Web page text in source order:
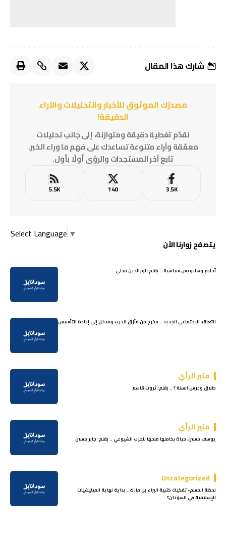
شارك هذا المقال
مصدرُك الموثوق للأخبار والتحليلات والآراء
الدقيقة!
نقدّم تغطية دقيقة ومتوازنة، إلى جانب تحليلات
معمّقة وآراء متنوعة تساعدك على فهم ما وراء الخبر.
تابع آخر المستجدات والرؤى أولًا بأول.
3.5K
140
5.5K
Select Language ▼
يتصفح زوارنا الآن
أحلام وهلاويس سياسية .. بقلم: نورالدين مدني
التعاقد الاجتماعي الجديد .. مخرج من مآزق الحرب ومدخل إلي إعادة التأسيس
منبر الرأي
طلاق وعرس السنة ؟ .. بقلم: ثروت قاسم
منبر الرأي
يوسف حسين، حياة بكاملها منحها للحزب الشيوعي .. بقلم: جابر حسين
Uncategorized
لحظة الحسم- تفكيك كتبية البراء بن مالك… بداية نهاية الميليشيات
الإسلامية في السودان؟